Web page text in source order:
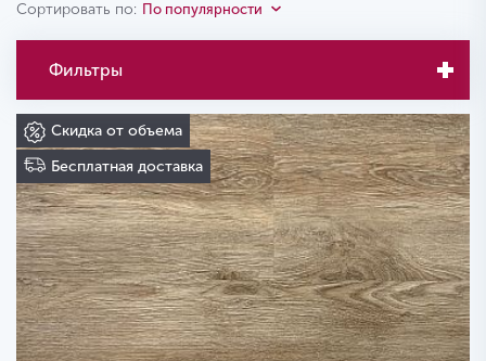
Сортировать по: По популярности
Фильтры
Скидка от объема
Бесплатная доставка